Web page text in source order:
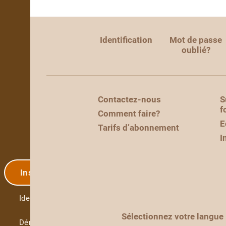
Inscription
Identification
Démo
Identification
Mot de passe
oublié?
Contactez-nous
Comment faire?
Tarifs d’abonnement
Sélectionnez votre langue